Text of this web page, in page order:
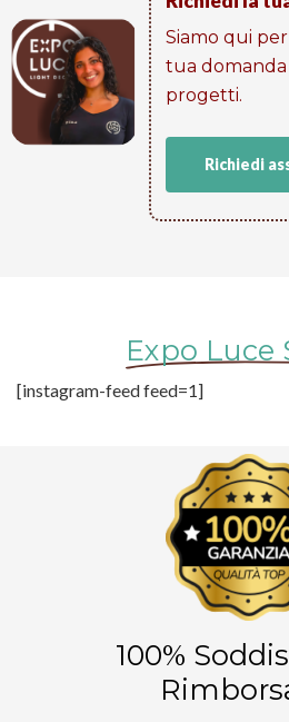
Siamo qui
tua
progetti​.
Richiedi
Expo Luce
[instagram-feed feed=1]
100%